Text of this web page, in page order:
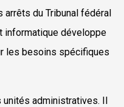
arrêts du Tribunal fédéral
informatique développe
les besoins spécifiques
unités administratives. Il